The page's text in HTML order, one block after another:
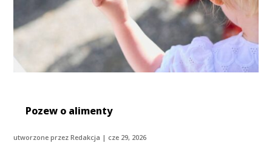
Pozew o alimenty
utworzone przezRedakcja | cze 29, 2026